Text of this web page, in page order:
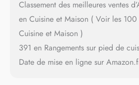
Classement des meilleures ventes
en Cuisine et Maison ( Voir les 100
Cuisine et Maison )
391 en Rangements sur pied de
Date de mise en ligne sur